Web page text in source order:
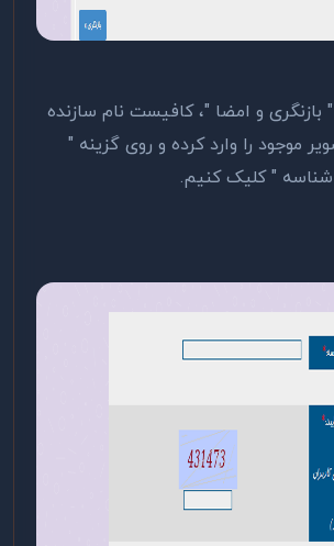
بازنگری و امضا "، کافیست نام سازنده
موجود را وارد کرده و روی گزینه "
شناسه " کلیک کنیم.